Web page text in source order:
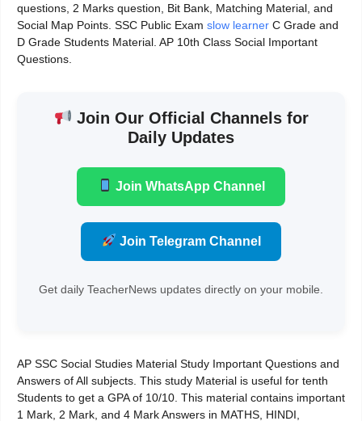
questions, 2 Marks question, Bit Bank, Matching Material, and
Social Map Points. SSC Public Exam slow learner C Grade and
D Grade Students Material. AP 10th Class Social Important
Questions.
Join Our Official Channels for
Daily Updates
Join WhatsApp Channel
Join Telegram Channel
Get daily TeacherNews updates directly on your mobile.
AP SSC Social Studies Material Study Important Questions and
Answers of All subjects. This study Material is useful for tenth
Students to get a GPA of 10/10. This material contains important
1 Mark, 2 Mark, and 4 Mark Answers in MATHS, HINDI,